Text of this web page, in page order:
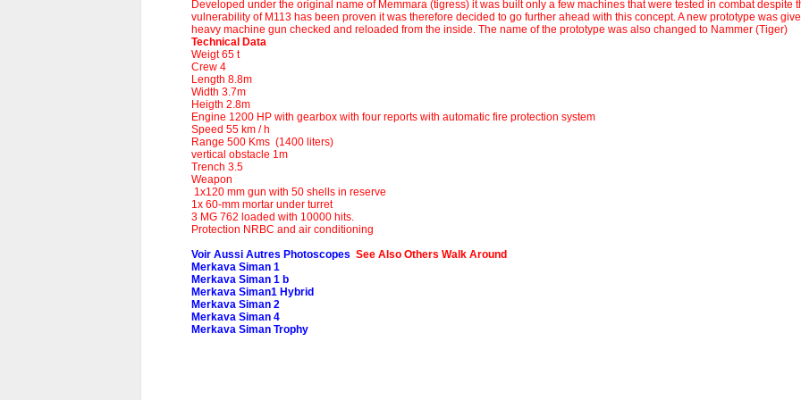
Developed under the original name of Memmara (tigress) it was built only a few machines that were tested in combat despite
vulnerability of M113 has been proven it was therefore decided to go further ahead with this concept. A new prototype was
heavy machine gun checked and reloaded from the inside. The name of the prototype was also changed to Nammer (Tiger)
Technical Data
Weigt 65 t
Crew 4
Length 8.8m
Width 3.7m
Heigth 2.8m
Engine 1200 HP with gearbox with four reports with automatic fire protection system
Speed 55 km / h
Range 500 Kms (1400 liters)
vertical obstacle 1m
Trench 3.5
Weapon
1x120 mm gun with 50 shells in reserve
1x 60-mm mortar under turret
3 MG 762 loaded with 10000 hits.
Protection NRBC and air conditioning
Voir Aussi Autres Photoscopes See Also Others Walk Around
Merkava Siman 1
Merkava Siman 1 b
Merkava Siman1 Hybrid
Merkava Siman 2
Merkava Siman 4
Merkava Siman Trophy